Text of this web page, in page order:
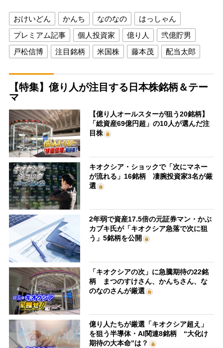
おけいどん かんち なのなの
はっしゃん
プレミアム記事
個人投資家 億り人
弐億貯男
戸松信博
注目銘柄 米国株 藤本茂 配当太郎
【特集】億り人が注目する日本株銘柄＆テー
マ
【億り人オールスターが狙う20銘柄】
「総資産69億円超」の10人が選んだ注
目株
キオクシア・ショックで「次にマネー
が流れる」16銘柄 凄腕投資家3名が厳
選
2年弱で資産17.5倍の元証券マン・かぶ
カブキ氏が「キオクシア急落で次に狙
う」5銘柄を公開
「キオクシアの次」に急騰期待の22銘
柄 まつのすけさん、かんちさん、な
のなのさんが厳選
億り人たちが厳選「キオクシア超え」
を狙う半導体・AI関連8銘柄 “大化け
期待の大本命”は？